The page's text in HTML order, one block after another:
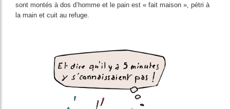
sont montés à dos d’homme et le pain est « fait maison », pétri à
la main et cuit au refuge.